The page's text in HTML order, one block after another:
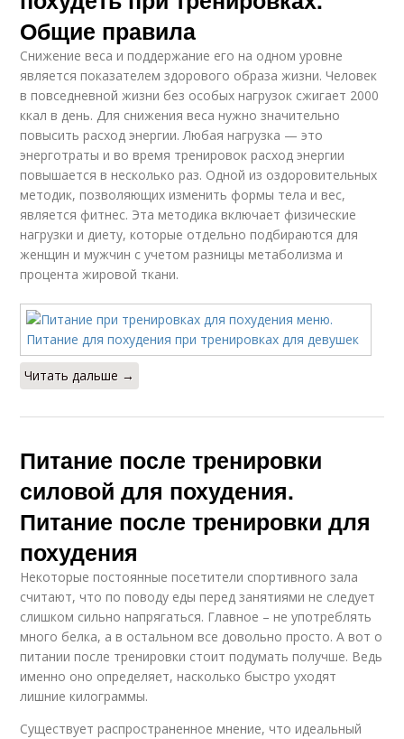
Общие правила
Снижение веса и поддержание его на одном уровне
является показателем здорового образа жизни. Человек
в повседневной жизни без особых нагрузок сжигает 2000
ккал в день. Для снижения веса нужно значительно
повысить расход энергии. Любая нагрузка — это
энерготраты и во время тренировок расход энергии
повышается в несколько раз. Одной из оздоровительных
методик, позволяющих изменить формы тела и вес,
является фитнес. Эта методика включает физические
нагрузки и диету, которые отдельно подбираются для
женщин и мужчин с учетом разницы метаболизма и
процента жировой ткани.
Читать дальше →
Питание после тренировки
силовой для похудения.
Питание после тренировки для
похудения
Некоторые постоянные посетители спортивного зала
считают, что по поводу еды перед занятиями не следует
слишком сильно напрягаться. Главное – не употреблять
много белка, а в остальном все довольно просто. А вот о
питании после тренировки стоит подумать получше. Ведь
именно оно определяет, насколько быстро уходят
лишние килограммы.
Существует распространенное мнение, что идеальный